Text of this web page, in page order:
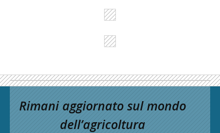
Rimani aggiornato sul mondo
dell’agricoltura